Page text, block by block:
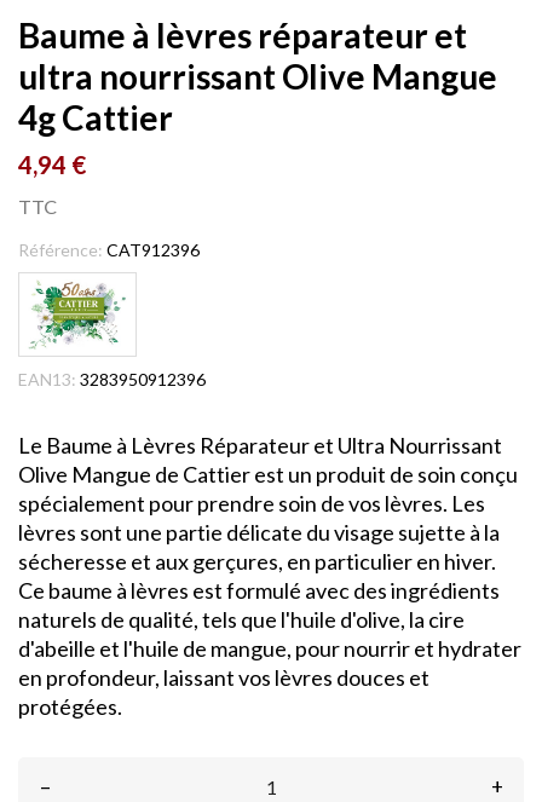
Baume à lèvres réparateur et
ultra nourrissant Olive Mangue
4g Cattier
4,94 €
TTC
Référence: CAT912396
EAN13: 3283950912396
Le Baume à Lèvres Réparateur et Ultra Nourrissant
Olive Mangue de Cattier est un produit de soin conçu
spécialement pour prendre soin de vos lèvres. Les
lèvres sont une partie délicate du visage sujette à la
sécheresse et aux gerçures, en particulier en hiver.
Ce baume à lèvres est formulé avec des ingrédients
naturels de qualité, tels que l'huile d'olive, la cire
d'abeille et l'huile de mangue, pour nourrir et hydrater
en profondeur, laissant vos lèvres douces et
protégées.
– +